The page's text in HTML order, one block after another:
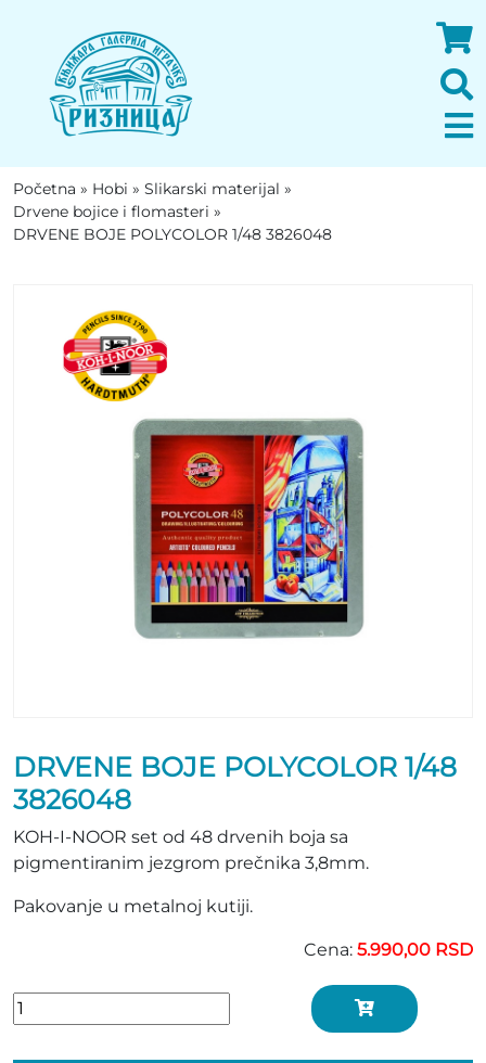
Početna » Hobi » Slikarski materijal »
Drvene bojice i flomasteri »
DRVENE BOJE POLYCOLOR 1/48 3826048
DRVENE BOJE POLYCOLOR 1/48
3826048
KOH-I-NOOR set od 48 drvenih boja sa
pigmentiranim jezgrom prečnika 3,8mm.
Pakovanje u metalnoj kutiji.
Cena: 5.990,00 RSD